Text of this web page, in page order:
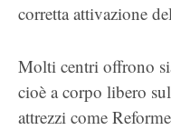
corretta attivazione
Molti centri offrono
cioè a corpo libero
attrezzi come